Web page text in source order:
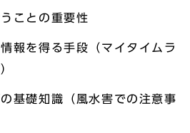
ことの重要性
報を得る手段（マイタイムラ
基礎知識（風水害での注意事